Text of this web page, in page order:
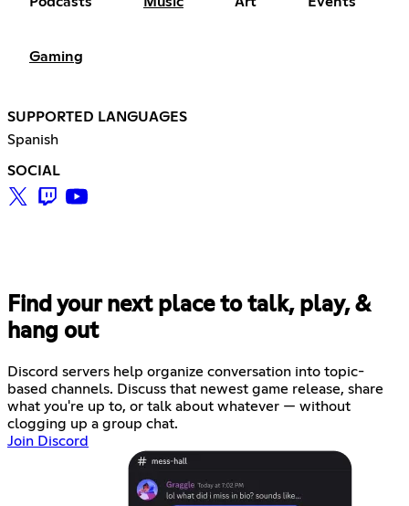
Gaming
SUPPORTED LANGUAGES
Spanish
SOCIAL
Find your next place to talk, play, &
hang out
Discord servers help organize conversation into topic-
based channels. Discuss that newest game release, share
what you're up to, or talk about whatever — without
clogging up a group chat.
Join Discord